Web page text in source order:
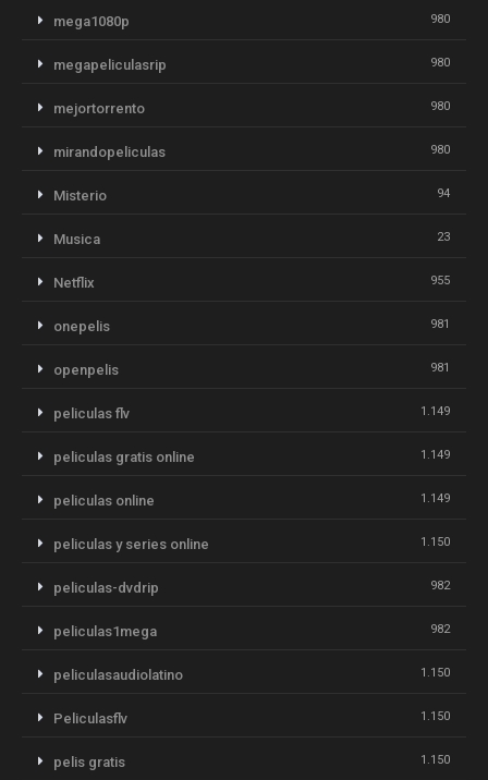
mega1080p 980
megapeliculasrip 980
mejortorrento 980
mirandopeliculas 980
Misterio 94
Musica 23
Netflix 955
onepelis 981
openpelis 981
peliculas flv 1.149
peliculas gratis online 1.149
peliculas online 1.149
peliculas y series online 1.150
peliculas-dvdrip 982
peliculas1mega 982
peliculasaudiolatino 1.150
Peliculasflv 1.150
pelis gratis 1.150